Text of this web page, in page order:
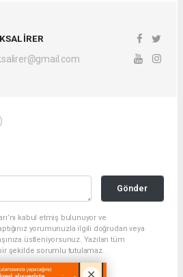
İRER
Gönder
kabul etmiş bulunuyor ve
yorumunuzla ilgili doğrudan veya
üstleniyorsunuz. Yazılan tüm
şekilde sorumlu tutulamaz.